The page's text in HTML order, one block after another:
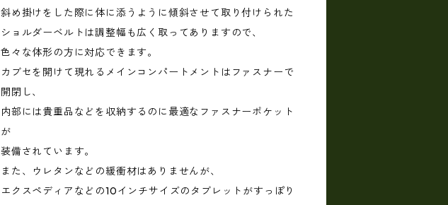
斜め掛けをした際に体に添うように傾斜させて取り付けられた
ショルダーベルトは調整幅も広く取ってありますので、
色々な体形の方に対応できます。
カブセを開けて現れるメインコンパートメントはファスナーで
開閉し、
内部には貴重品などを収納するのに最適なファスナーポケット
が
装備されています。
また、ウレタンなどの緩衝材はありませんが、
エクスペディアなどの10インチサイズのタブレットがすっぽり